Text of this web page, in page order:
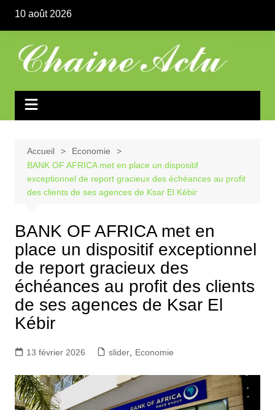
contenu
10 août 2026
Accueil
Economie
BANK OF AFRICA met en place un dispositif
exceptionnel de report gracieux des échéances au profit
des clients de ses agences de Ksar El Kébir
BANK OF AFRICA met en
place un dispositif exceptionnel
de report gracieux des
échéances au profit des clients
de ses agences de Ksar El
Kébir
13 février 2026 slider, Economie